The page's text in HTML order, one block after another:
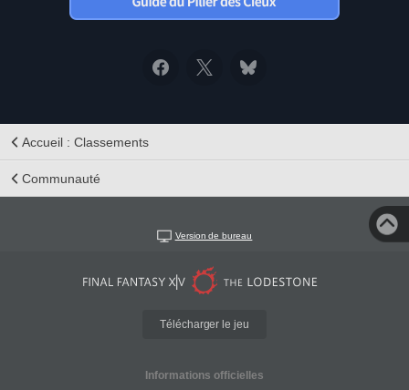
Accueil : Classements
Communauté
Version de bureau
Télécharger le jeu
Informations officielles